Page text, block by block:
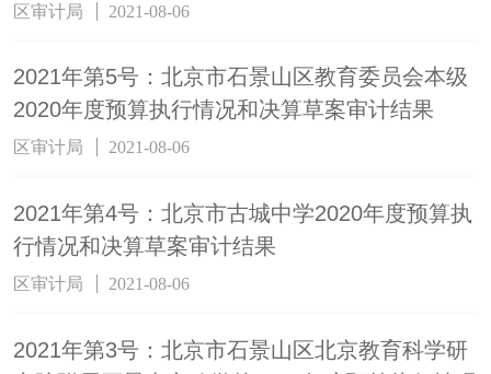
区审计局 2021-08-06
2021年第5号：北京市石景山区教育委员会本级
2020年度预算执行情况和决算草案审计结果
区审计局 2021-08-06
2021年第4号：北京市古城中学2020年度预算执
行情况和决算草案审计结果
区审计局 2021-08-06
2021年第3号：北京市石景山区北京教育科学研